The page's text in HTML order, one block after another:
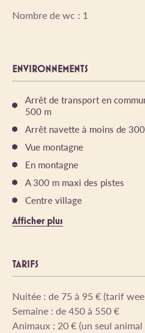
Nombre de wc : 1
ENVIRONNEMENTS
Arrêt de transport en
500 m
Arrêt navette à moins de
Vue montagne
En montagne
A 300 m maxi des pistes
Centre village
Afficher plus
TARIFS
Nuitée : de 75 à 95 € (tarif
Semaine : de 450 à 550 €
Animaux : 20 € (un seul